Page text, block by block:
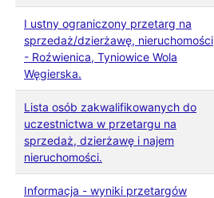
I ustny ograniczony przetarg na
sprzedaż/dzierżawę, nieruchomości
- Roźwienica, Tyniowice Wola
Węgierska.
Lista osób zakwalifikowanych do
uczestnictwa w przetargu na
sprzedaż, dzierżawę i najem
nieruchomości.
Informacja - wyniki przetargów